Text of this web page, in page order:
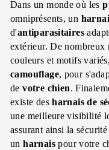
Dans un monde où les
omniprésents, un
d'antiparasitaires
extérieur. De nombreux
couleurs et motifs
camouflage, pour
devotre chien.
existe desharnais de
une meilleure visibilité
assurant ainsi la
unharnaispour votre